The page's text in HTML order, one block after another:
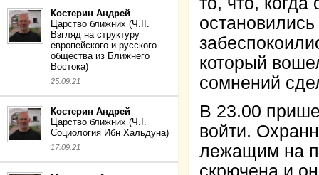
Костерин Андрей
Царство ближних (Ч.II.
Взгляд на структуру
европейского и русского
общества из Ближнего
Востока)
25.09.21
Костерин Андрей
Царство ближних (Ч.I.
Социология Ибн Хальдуна)
17.09.21
который
сомнений
В 23.00
войти.
лежащим на
скрючена и